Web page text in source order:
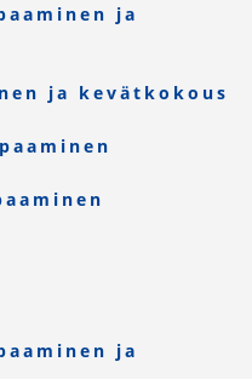
ja
ja kevätkokous
ja